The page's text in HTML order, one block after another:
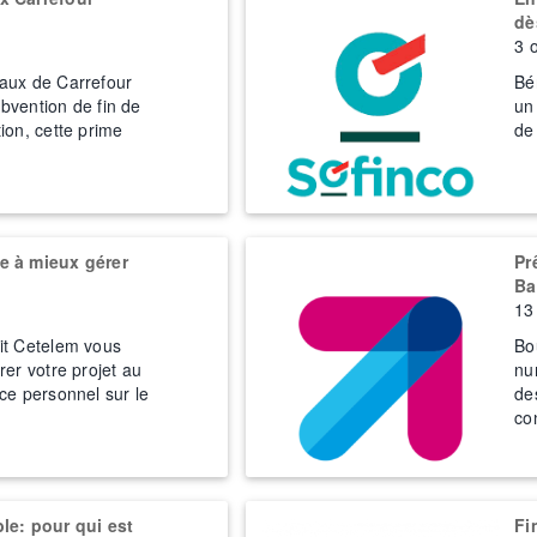
de Carrefour
de fin de
cette prime
3
à mieux gérer
Cetelem vous
votre projet au
personnel sur le
pour qui est